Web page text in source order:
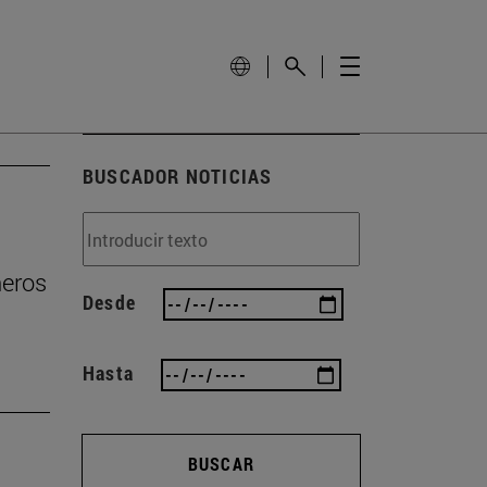
BUSCADOR NOTICIAS
Desde
Hasta
BUSCAR